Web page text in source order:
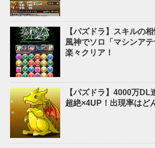
【パズドラ】スキルの
風神でソロ「マシンア
楽々クリア！
【パズドラ】4000万DL
超絶×4UP！出現率はど